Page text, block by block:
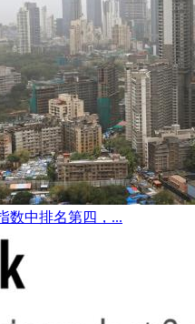
数中排名第四，...